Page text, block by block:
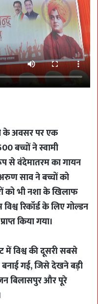
के अवसर पर एक
बच्चों ने स्वामी
से वंदेमातरम का गायन
साव ने बच्चों को
को भी नशा के खिलाफ
रिकॉर्ड के लिए गोल्डन
किया गया।
में विश्व की दूसरी सबसे
बनाई गई, जिसे देखने बड़ी
बिलासपुर और पूरे